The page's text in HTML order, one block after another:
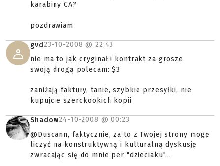
karabiny CA?
pozdrawiam
gvd23-10-2008 @ 22:43
nie ma to jak oryginał i kontrakt za grosze
swoją drogą polecam: $3
zaniżają faktury, tanie, szybkie przesyłki, nie
kupujcie szerokookich kopii
Shadow24-10-2008 @ 00:23
@Duscann, faktycznie, za to z Twojej strony mogę
liczyć na konstruktywną i kulturalną dyskusję
zwracając się do mnie per "dzieciaku"...